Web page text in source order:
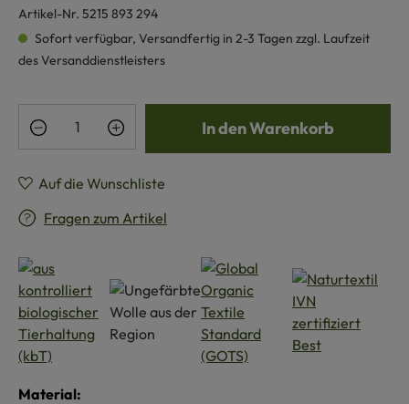
Artikel-Nr. 5215 893 294
Sofort verfügbar, Versandfertig in 2-3 Tagen zzgl. Laufzeit
des Versanddienstleisters
Produkt Anzahl: Gib den gewünschten
In den Warenkorb
Auf die Wunschliste
Fragen zum Artikel
Material: